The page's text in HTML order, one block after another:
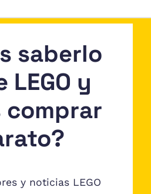
saberlo
LEGO y
comprar
y noticias LEGO